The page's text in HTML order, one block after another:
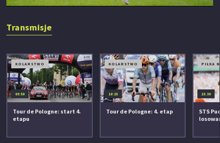
Transmisje
KOLARSTWO
09:50
Tour de Pologne: start 4.
etapu
KOLARSTWO
10:25
Tour de Pologne: 4. etap
PIŁKA
15:30
STS